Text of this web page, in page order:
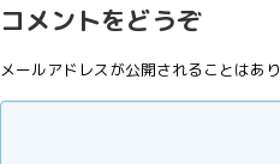
コメントをどうぞ
メールアドレスが公開されることはあり